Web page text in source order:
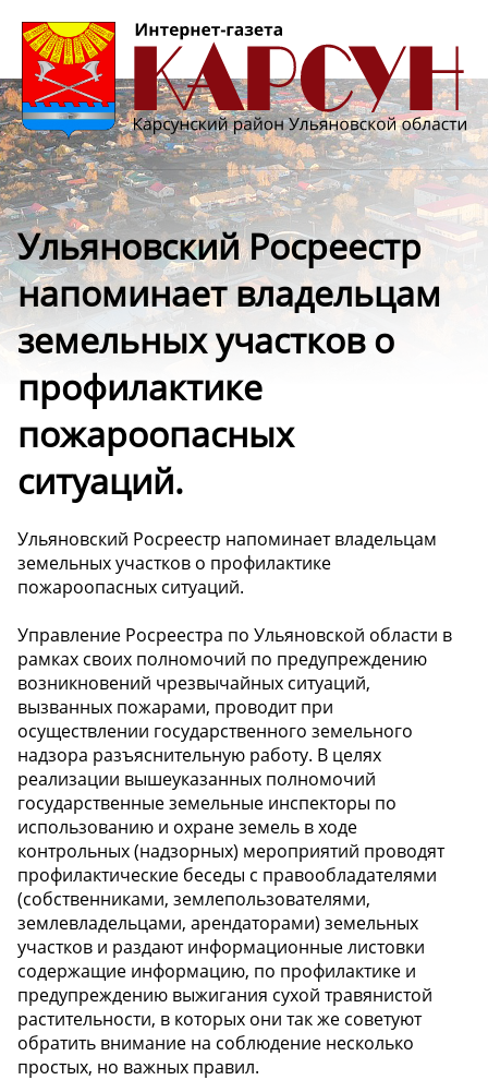
Ульяновский Росреестр
напоминает владельцам
земельных участков о
профилактике
пожароопасных
ситуаций.
Ульяновский Росреестр напоминает владельцам
земельных участков о профилактике
пожароопасных ситуаций.
Управление Росреестра по Ульяновской области в
рамках своих полномочий по предупреждению
возникновений чрезвычайных ситуаций,
вызванных пожарами, проводит при
осуществлении государственного земельного
надзора разъяснительную работу. В целях
реализации вышеуказанных полномочий
государственные земельные инспекторы по
использованию и охране земель в ходе
контрольных (надзорных) мероприятий проводят
профилактические беседы с правообладателями
(собственниками, землепользователями,
землевладельцами, арендаторами) земельных
участков и раздают информационные листовки
содержащие информацию, по профилактике и
предупреждению выжигания сухой травянистой
растительности, в которых они так же советуют
обратить внимание на соблюдение несколько
простых, но важных правил.